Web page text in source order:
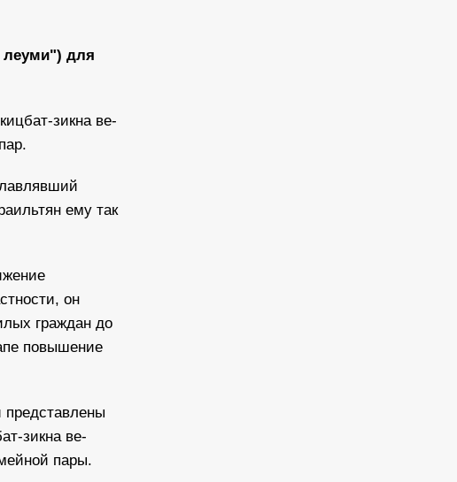
леуми") для
зикна ве-
ему так
он
граждан до
повышение
зикна ве-
пары.